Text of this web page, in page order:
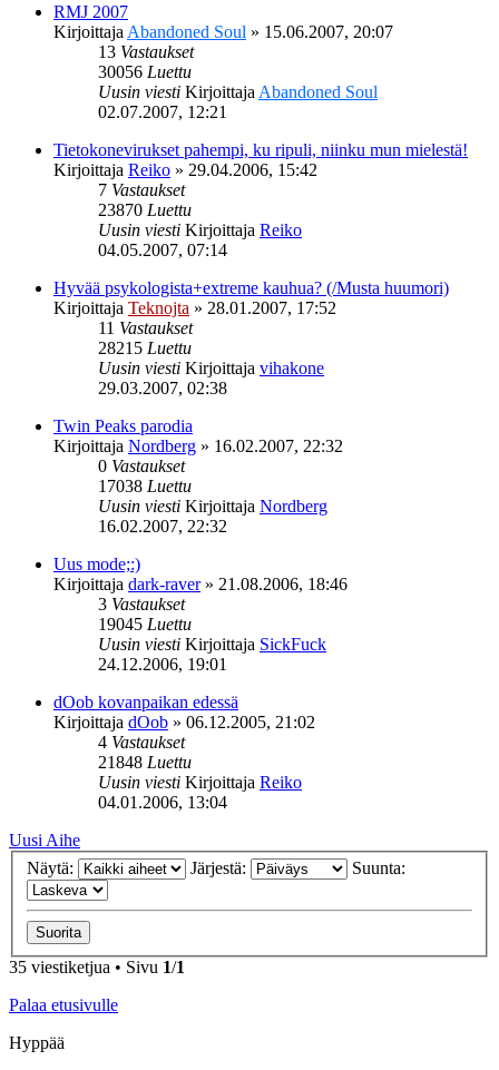
RMJ 2007
Kirjoittaja Abandoned Soul » 15.06.2007, 20:07
13 Vastaukset
30056 Luettu
Uusin viesti Kirjoittaja Abandoned Soul
02.07.2007, 12:21
Tietokonevirukset pahempi, ku ripuli, niinku mun mielestä!
Kirjoittaja Reiko » 29.04.2006, 15:42
7 Vastaukset
23870 Luettu
Uusin viesti Kirjoittaja Reiko
04.05.2007, 07:14
Hyvää psykologista+extreme kauhua? (/Musta huumori)
Kirjoittaja Teknojta » 28.01.2007, 17:52
11 Vastaukset
28215 Luettu
Uusin viesti Kirjoittaja vihakone
29.03.2007, 02:38
Twin Peaks parodia
Kirjoittaja Nordberg » 16.02.2007, 22:32
0 Vastaukset
17038 Luettu
Uusin viesti Kirjoittaja Nordberg
16.02.2007, 22:32
Uus mode;:)
Kirjoittaja dark-raver» 21.08.2006, 18:46
3 Vastaukset
19045 Luettu
Uusin viesti Kirjoittaja SickFuck
24.12.2006, 19:01
dOob kovanpaikan edessä
Kirjoittaja dOob » 06.12.2005, 21:02
4 Vastaukset
21848 Luettu
Uusin viesti Kirjoittaja Reiko
04.01.2006, 13:04
Uusi Aihe
Näytä:
Järjestä: Suunta:
35 viestiketjua • Sivu 1/1
Palaa etusivulle
Hyppää